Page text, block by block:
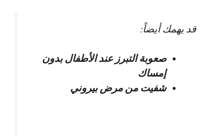
قد يهمك أيضاً:
صعوبة التبرز عند الأطفال بدون
إمساك
شفيت من مرض بيروني